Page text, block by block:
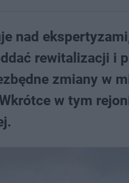
nad
rewitalizacji i
zmiany w
w tym